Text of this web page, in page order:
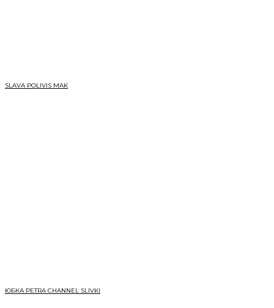
SLAVA POLIVIS MAK
ЮБКА PETRA CHANNEL SLIVKI